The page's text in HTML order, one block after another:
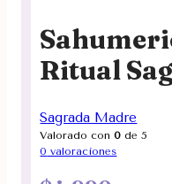
Ritual
Sagrada Madre
Valorado con0 de 5
0 valoraciones